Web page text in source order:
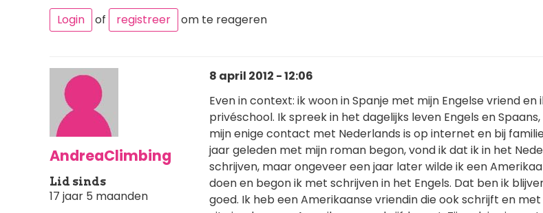
Login
of registreer om te reageren
AndreaClimbing
Lid sinds
17 jaar 5 maanden
8 april 2012 - 12:06
Even in context: ik woon in Spanje met mijn Engelse vriend
privéschool. Ik spreek in het dagelijks leven Engels en
mijn enige contact met Nederlands is op internet en bij
jaar geleden met mijn roman begon, vond ik dat ik in het
schrijven, maar ongeveer een jaar later wilde ik een
doen en begon ik met schrijven in het Engels. Dat ben ik
goed. Ik heb een Amerikaanse vriendin die ook schrijft en